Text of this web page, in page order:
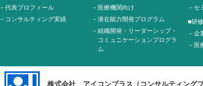
－代表プロフィール
－コンサルティング実績
－医療機関向け
－潜在能力開発プログラム
－組織開発・リーダーシップ・
コミュニケーションプログラ
ム
－セ
■研
－企
－医
株式会社 アイコンプラス（コンサルティングフ